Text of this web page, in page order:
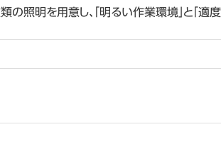
照明を用意し、「明るい作業環境」と「適